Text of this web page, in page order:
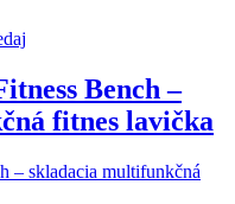
Bench –
fitnes lavička
– skladacia multifunkčná